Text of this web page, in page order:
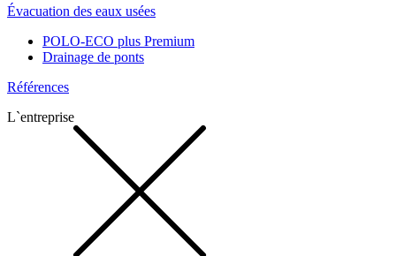
Évacuation des eaux usées
POLO-ECO plus Premium
Drainage de ponts
Références
L`entreprise